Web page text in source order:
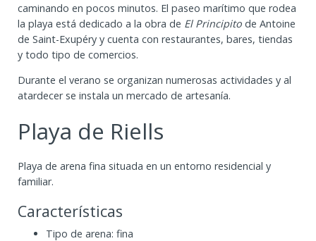
caminando en pocos minutos. El paseo marítimo que rodea
la playa está dedicado a la obra de El Principito de Antoine
de Saint-Exupéry y cuenta con restaurantes, bares, tiendas
y todo tipo de comercios.
Durante el verano se organizan numerosas actividades y al
atardecer se instala un mercado de artesanía.
Playa de Riells
Playa de arena fina situada en un entorno residencial y
familiar.
Características
Tipo de arena: fina